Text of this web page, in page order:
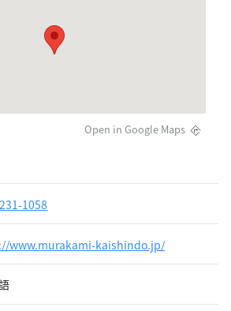
Open in Google Maps
1058
www.murakami-kaishindo.jp/